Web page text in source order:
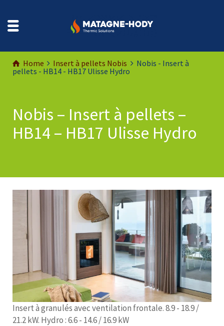
Home Insert à pellets Nobis
Nobis - Insert à
pellets - HB14 - HB17 Ulisse Hydro
Nobis – Insert à pellets –
HB14 – HB17 Ulisse Hydro
Insert à granulés avec ventilation frontale. 8.9 - 18.9 /
21.2 kW. Hydro : 6.6 - 14.6 / 16.9 kW